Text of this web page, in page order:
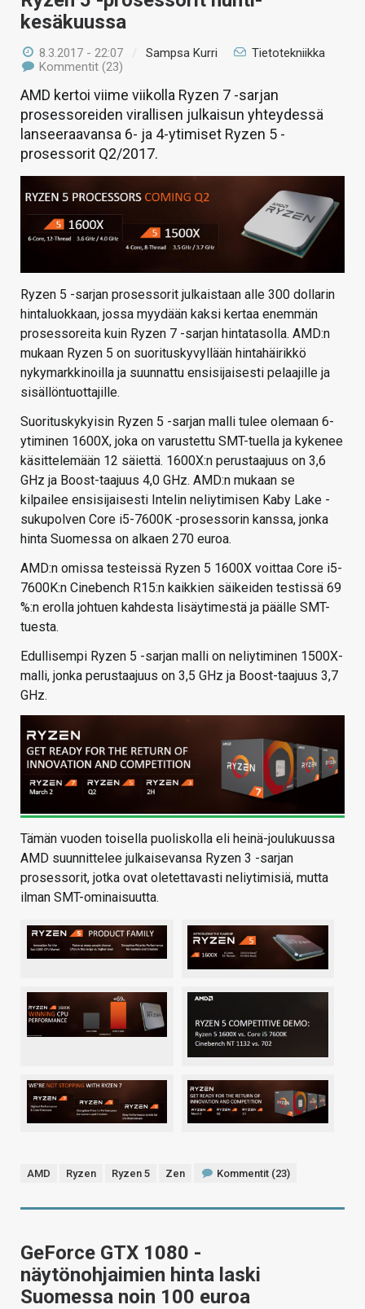
kesäkuussa
8.3.2017 - 22:07 / Sampsa Kurri
Tietotekniikka
Kommentit (23)
AMD kertoi viime viikolla Ryzen 7 -sarjan
prosessoreiden virallisen julkaisun yhteydessä
lanseeraavansa 6- ja 4-ytimiset Ryzen 5 -
prosessorit Q2/2017.
Ryzen 5 -sarjan prosessorit julkaistaan alle 300 dollarin
hintaluokkaan, jossa myydään kaksi kertaa enemmän
prosessoreita kuin Ryzen 7 -sarjan hintatasolla. AMD:n
mukaan Ryzen 5 on suorituskyvyllään hintahäirikkö
nykymarkkinoilla ja suunnattu ensisijaisesti pelaajille ja
sisällöntuottajille.
Suorituskykyisin Ryzen 5 -sarjan malli tulee olemaan 6-
ytiminen 1600X, joka on varustettu SMT-tuella ja kykenee
käsittelemään 12 säiettä. 1600X:n perustaajuus on 3,6
GHz ja Boost-taajuus 4,0 GHz. AMD:n mukaan se
kilpailee ensisijaisesti Intelin neliytimisen Kaby Lake -
sukupolven Core i5-7600K -prosessorin kanssa, jonka
hinta Suomessa on alkaen 270 euroa.
AMD:n omissa testeissä Ryzen 5 1600X voittaa Core i5-
7600K:n Cinebench R15:n kaikkien säikeiden testissä 69
%:n erolla johtuen kahdesta lisäytimestä ja päälle SMT-
tuesta.
Edullisempi Ryzen 5 -sarjan malli on neliytiminen 1500X-
malli, jonka perustaajuus on 3,5 GHz ja Boost-taajuus 3,7
GHz.
Tämän vuoden toisella puoliskolla eli heinä-joulukuussa
AMD suunnittelee julkaisevansa Ryzen 3 -sarjan
prosessorit, jotka ovat oletettavasti neliytimisiä, mutta
ilman SMT-ominaisuutta.
AMD Ryzen Ryzen 5 Zen Kommentit (23)
GeForce GTX 1080 -
näytönohjaimien hinta laski
Suomessa noin 100 euroa